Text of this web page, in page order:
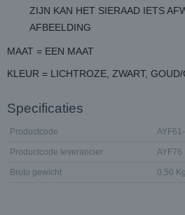
ZIJN KAN HET SIERAAD IETS
AFBEELDING
MAAT = EEN MAAT
KLEUR = LICHTROZE, ZWART, GOUD/
Specificaties
Productcode
Productcode leverancier AYF76
Bruto gewicht 0,50 Kg